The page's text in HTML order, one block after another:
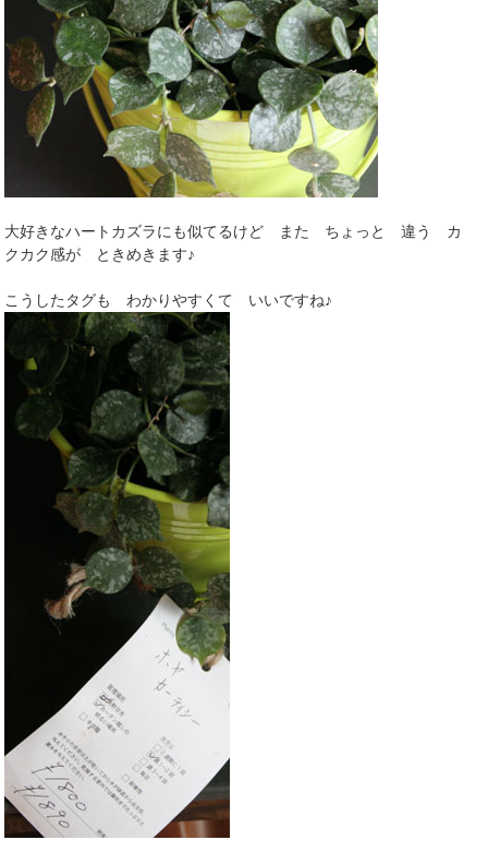
大好きなハートカズラにも似てるけど また ちょっと 違う カ
クカク感が ときめきます♪
こうしたタグも わかりやすくて いいですね♪